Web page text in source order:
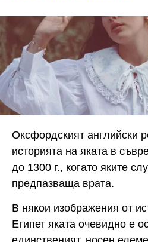
Оксфордският английски
историята на яката в
до 1300 г., когато яките
предпазваща врата.
В някои изображения от
Египет яката очевидно е